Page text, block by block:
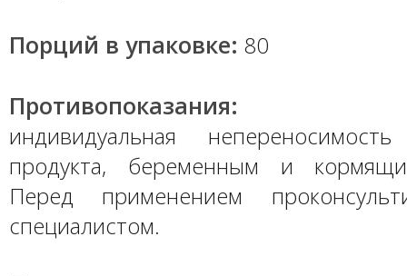
Порций в упаковке: 80
Противопоказания:
индивидуальная
продукта, беременным и
Перед применением
специалистом.